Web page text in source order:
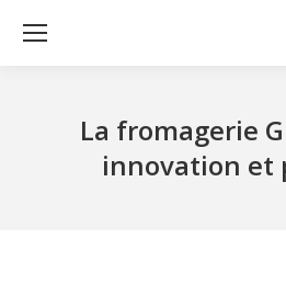
La fromagerie
innovation et